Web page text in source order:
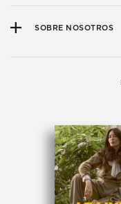
SOBRE NOSOTROS